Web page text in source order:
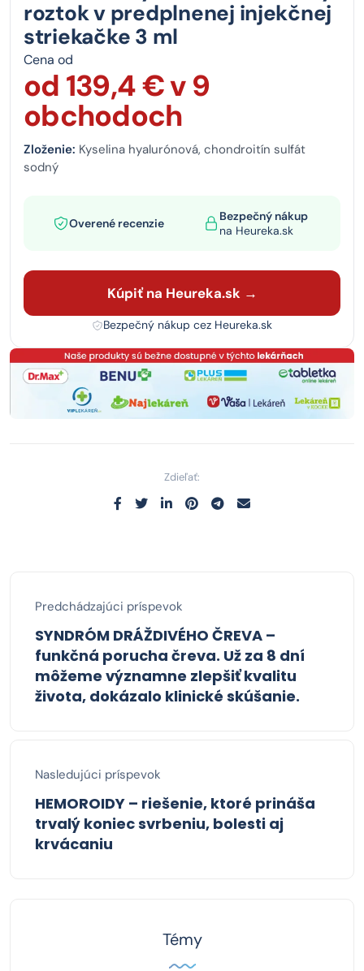
roztok v predplnenej injekčnej
striekačke 3 ml
Cena od
od 139,4 € v 9
obchodoch
Zloženie: Kyselina hyalurónová, chondroitín sulfát
sodný
Overené recenzie
Bezpečný nákup
na Heureka.sk
Kúpiť na Heureka.sk →
Bezpečný nákup cez Heureka.sk
Zdieľať:
Predchádzajúci príspevok
SYNDRÓM DRÁŽDIVÉHO ČREVA –
funkčná porucha čreva. Už za 8 dní
môžeme významne zlepšiť kvalitu
života, dokázalo klinické skúšanie.
Nasledujúci príspevok
HEMOROIDY – riešenie, ktoré prináša
trvalý koniec svrbeniu, bolesti aj
krvácaniu
Témy